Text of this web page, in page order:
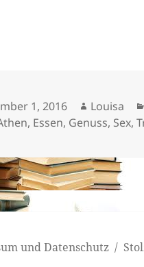
1, 2016 Autor
Louisa
, Essen, Genuss, Sex,
und Datenschutz